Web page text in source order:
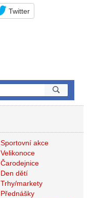
Twitter
Sportovní akce
Velikonoce
Čarodejnice
Den dětí
Trhy/markety
Přednášky